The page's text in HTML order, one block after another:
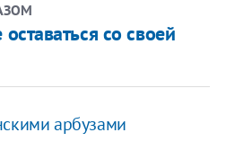
со своей
арбузами